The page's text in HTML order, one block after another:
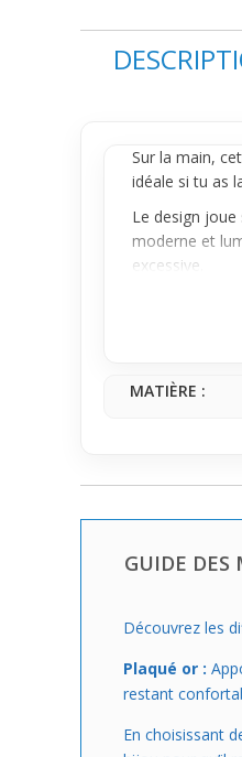
Sur la main,
idéale si tu as
Le design
moderne et
excessive.
confortable,
MATIÈRE :
GUIDE DES
Découvrez les
Plaqué or :
restant
En choisissant